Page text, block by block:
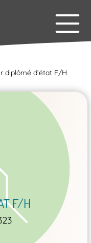
diplômé d’état F/H
F/H